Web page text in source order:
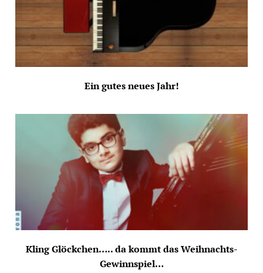
Ein gutes neues Jahr!
Kling Glöckchen….. da kommt das Weihnachts-
Gewinnspiel…